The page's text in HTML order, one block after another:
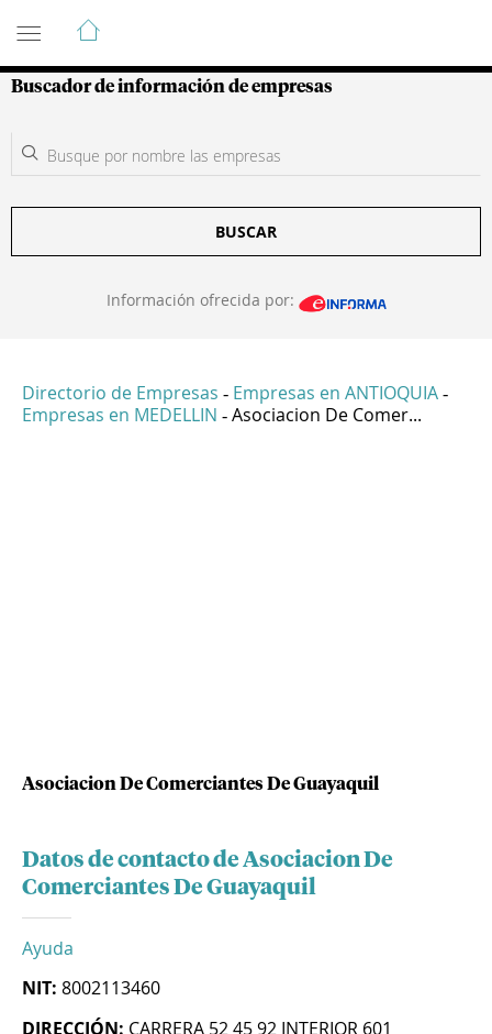
Guía de Empresas Colombianas
Buscador de información de empresas
BUSCAR
Información ofrecida por:
Directorio de Empresas - Empresas en ANTIOQUIA -
Empresas en MEDELLIN - Asociacion De Comer...
Asociacion De Comerciantes De Guayaquil
Datos de contacto de Asociacion De
Comerciantes De Guayaquil
Ayuda
NIT: 8002113460
DIRECCIÓN: CARRERA 52 45 92 INTERIOR 601